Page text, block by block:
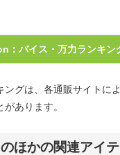
：バイス・万力ランキン
グは、各通販サイトに
あります。
のほかの関連アイ